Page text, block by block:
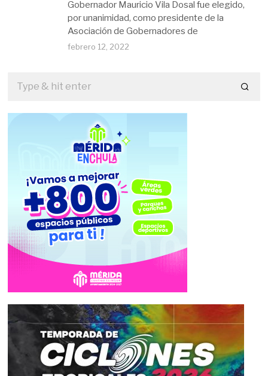
Gobernador Mauricio Vila Dosal fue elegido,
por unanimidad, como presidente de la
Asociación de Gobernadores de
febrero 12, 2022